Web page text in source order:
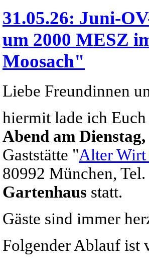
31.05.26: Juni-
um 2000 MESZ
Moosach"
Liebe Freundinnen
hiermit lade ich
Abend am
Gaststätte "Alter Wirt
80992 München,
Gartenhaus statt.
Gäste sind immer
Folgender Ablauf ist